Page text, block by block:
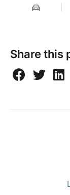
Share this